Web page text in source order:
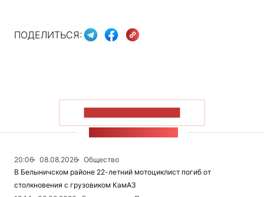
ПОДЕЛИТЬСЯ:
20:06 08.08.2026
Общество
В Белыничском районе 22-летний мотоциклист погиб от
столкновения с грузовиком КамАЗ